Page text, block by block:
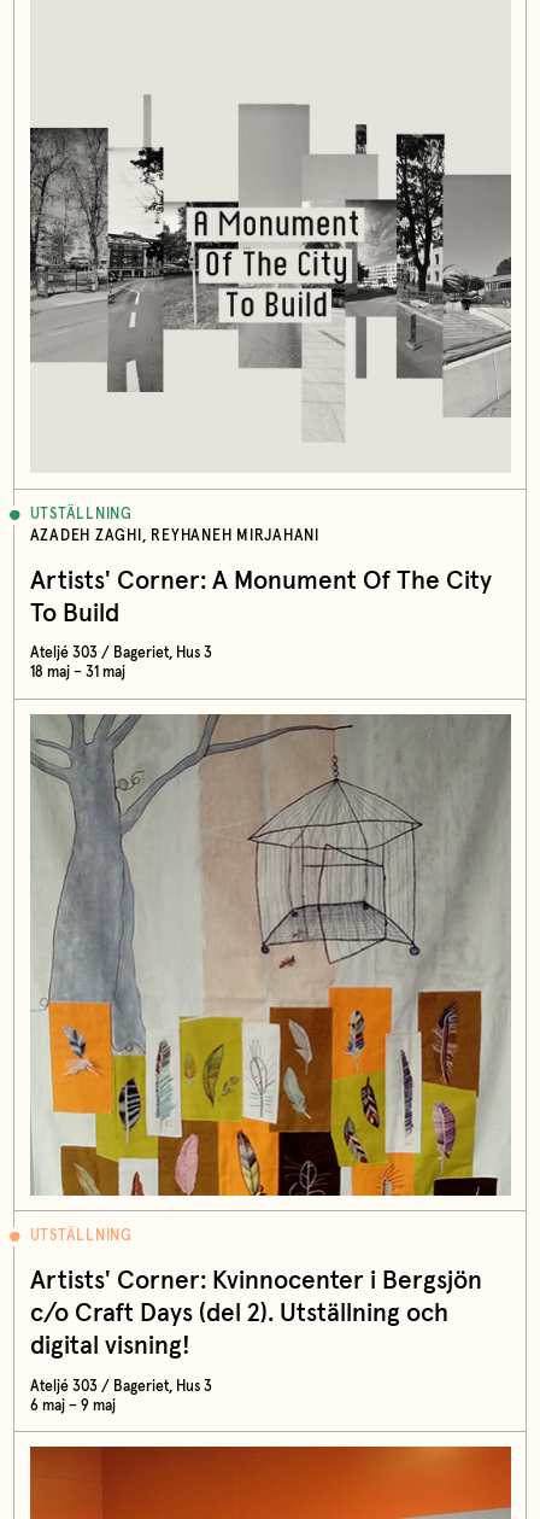
UTSTÄLLNING
AZADEH ZAGHI, REYHANEH MIRJAHANI
Artists' Corner: A Monument Of The City
To Build
Ateljé 303 / Bageriet, Hus 3
18 maj – 31 maj
UTSTÄLLNING
Artists' Corner: Kvinnocenter i Bergsjön
c/o Craft Days (del 2). Utställning och
digital visning!
Ateljé 303 / Bageriet, Hus 3
6 maj – 9 maj